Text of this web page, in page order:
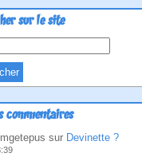
sur le site
commentaires
sur Devinette ?